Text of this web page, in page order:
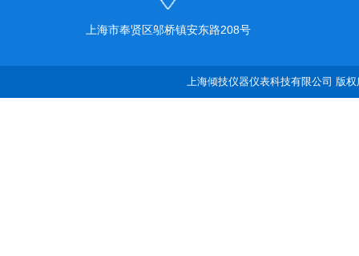
上海市奉贤区邬桥镇安东路208号
上海倾技仪器仪表科技有限公司 版